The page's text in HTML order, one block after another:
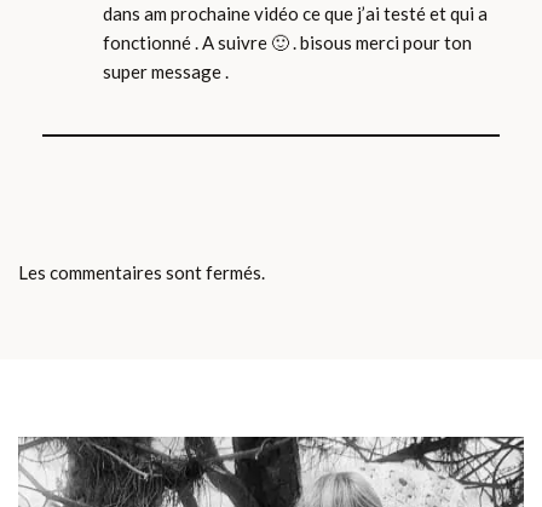
dans am prochaine vidéo ce que j’ai testé et qui a
fonctionné . A suivre 🙂 . bisous merci pour ton
super message .
Les commentaires sont fermés.